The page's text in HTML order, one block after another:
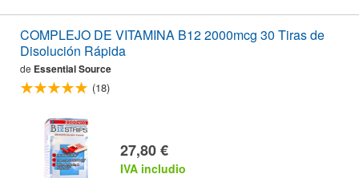
COMPLEJO DE VITAMINA B12 2000mcg 30 Tiras de
Disolución Rápida
de Essential Source
(18)
27,80 €
IVA includio